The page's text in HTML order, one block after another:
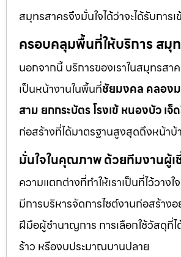
สมุทรสาครจึงมั่นใจได้ว่าจะได้รับการ
ครอบคลุมพื้นที่ให้บริการ สมุ
นอกจากนี้ บริการของเราในสมุทรส
เป็นหน้างานในพื้นที่ชัยมงคล คลอง
สาม ยกกระบัตร โรงเข้ หนองบัว เจ็
ก่อสร้างที่ได้มาตรฐานสูงสุดถึงหน้า
มั่นใจในคุณภาพ ด้วยทีมงานผู้
ความแตกต่างที่ทำให้เราเป็นที่ไว้วา
มีการบริหารจัดการไซต์งานก่อสร้า
ฝีมือผู้ชำนาญการ การเลือกใช้วัสดุที่
ร้าว หรืองบประมาณบานปลาย